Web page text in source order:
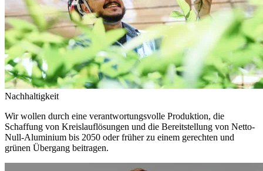
Nachhaltigkeit
Wir wollen durch eine verantwortungsvolle Produktion, die
Schaffung von Kreislauflösungen und die Bereitstellung von Netto-
Null-Aluminium bis 2050 oder früher zu einem gerechten und
grünen Übergang beitragen.